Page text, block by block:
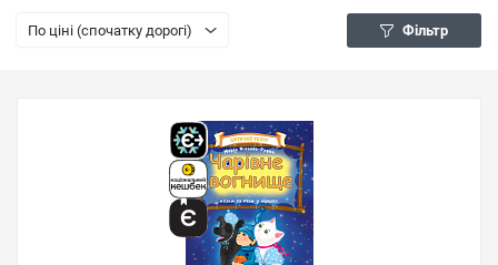
По ціні (спочатку дорогі) Фільтр